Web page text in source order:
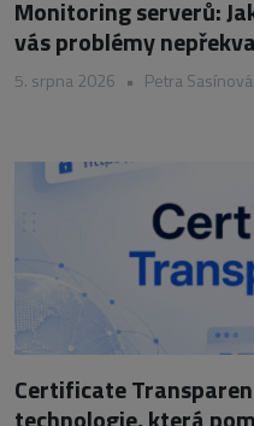
Monitoring serverů:
vás problémy
5. srpna 2026 • Petra Sasínová
Certificate